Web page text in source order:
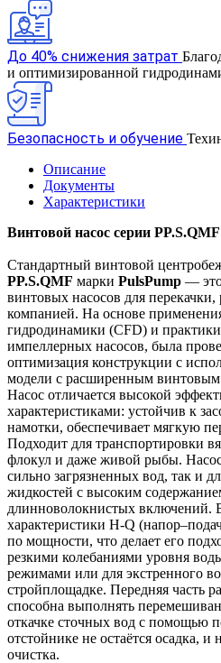
До 40% снижения затрат
и оптимизированной
Безопасность и обучение
Описание
Документы
Характеристики
Винтовой насос серии PP.S.QMF
Стандартный винтовой
PP.S.QMF марки PulsPump —
винтовых насосов для перекачки,
компанией. На основе
гидродинамики (CFD) и
импеллерных насосов, была
оптимизация конструкции с
модели с расширенным
Насос отличается высокой
характеристиками: устойчив к
намотки, обеспечивает мягкую
Подходит для транспортировки
флокул и даже живой рыбы.
сильно загрязненных вод, так и
жидкостей с высоким
длинноволокнистых включений.
характеристики H-Q
по мощности, что делает его
резкими колебаниями уровня
режимами или для экстренного
стройплощадке. Передняя часть
способна выполнять
откачке сточных вод с помощью
отстойнике не остаётся осадка, и
очистка.